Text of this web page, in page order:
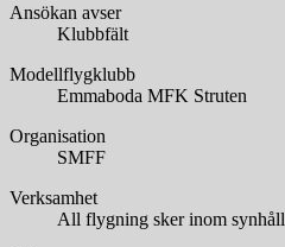
Ansökan avser
Klubbfält
Modellflygklubb
Emmaboda MFK Struten
Organisation
SMFF
Verksamhet
All flygning sker inom synhåll